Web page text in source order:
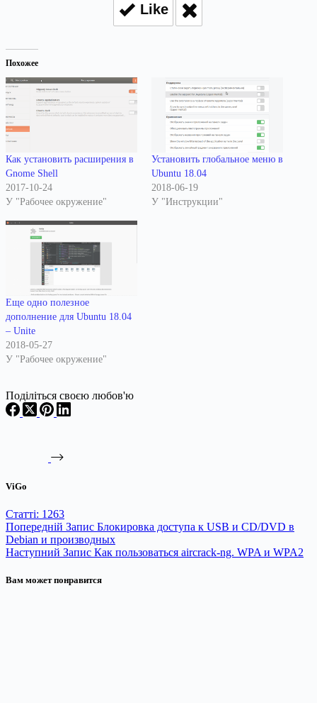
Like
Похожее
Как установить расширения в
Gnome Shell
2017-10-24
У "Рабочее окружение"
Установить глобальное меню в
Ubuntu 18.04
2018-06-19
У "Инструкции"
Еще одно полезное
дополнение для Ubuntu 18.04
– Unite
2018-05-27
У "Рабочее окружение"
Поділіться своєю любов'ю
ViGo
Статті: 1263
Попередній Запис Блокировка доступа к USB и CD/DVD в
Debian и производных
Наступний Запис Как пользоваться aircrack-ng. WPA и WPA2
Вам может понравится